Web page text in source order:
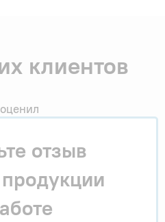
клиентов
отзыв